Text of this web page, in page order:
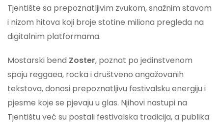
Tjentište sa prepoznatljivim zvukom, snažnim stavom
i nizom hitova koji broje stotine miliona pregleda na
digitalnim platformama.
Mostarski bend Zoster, poznat po jedinstvenom
spoju reggaea, rocka i društveno angažovanih
tekstova, donosi prepoznatljivu festivalsku energiju i
pjesme koje se pjevaju u glas. Njihovi nastupi na
Tjentištu već su postali festivalska tradicija, a publika